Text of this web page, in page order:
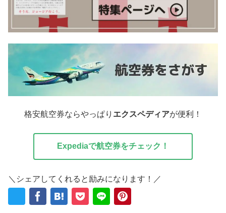
格安航空券ならやっぱり エクスペディアが便利！
Expediaで航空券をチェック！
＼シェアしてくれると励みになります！／